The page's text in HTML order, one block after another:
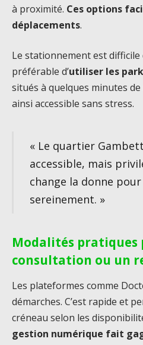
à proximité. Ces options
déplacements.
Le stationnement est difficile
préférable d’utiliser les
situés à quelques minutes de
ainsi accessible sans stress.
« Le quartier
accessible, mais
change la donne
sereinement. »
Modalités pratiques
consultation ou un
Les plateformes comme
démarches. C’est rapide et
créneau selon les
gestion numérique fait